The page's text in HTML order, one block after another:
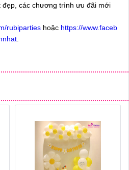
đẹp, các chương trình ưu đãi mới
rubiparties hoặc https://www.faceb